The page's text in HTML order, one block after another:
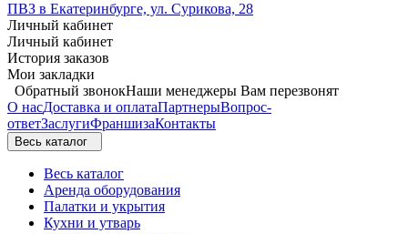
ПВЗ в Екатеринбурге, ул. Сурикова, 28
Личный кабинет
Личный кабинет
История заказов
Мои закладки
Обратный звонокНаши менеджеры Вам перезвонят
О насДоставка и оплатаПартнерыВопрос-
ответЗаслугиФраншизаКонтакты
Весь каталог
Весь каталог
Аренда оборудования
Палатки и укрытия
Кухни и утварь